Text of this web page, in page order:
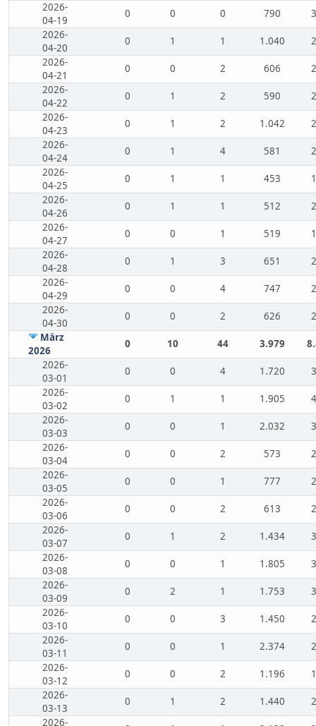
2026-
04-19
0 0 0 790
2026-
04-20
0 1 1 1.040
2026-
04-21
0 0 2 606
2026-
04-22
0 1 2 590
2026-
04-23
0 1 2 1.042
2026-
04-24
0 1 4 581
2026-
04-25
0 1 1 453
2026-
04-26
0 1 1 512
2026-
04-27
0 0 1 519
2026-
04-28
0 1 3 651
2026-
04-29
0 0 4 747
2026-
04-30
0 0 2 626
März
2026
0 10 44 3.979
2026-
03-01
0 0 4 1.720
2026-
03-02
0 1 1 1.905
2026-
03-03
0 0 1 2.032
2026-
03-04
0 0 2 573
2026-
03-05
0 0 1 777
2026-
03-06
0 0 2 613
2026-
03-07
0 1 2 1.434
2026-
03-08
0 0 1 1.805
2026-
03-09
0 2 1 1.753
2026-
03-10
0 0 3 1.450
2026-
03-11
0 0 1 2.374
2026-
03-12
0 0 2 1.196
2026-
03-13
0 1 2 1.440
2026-